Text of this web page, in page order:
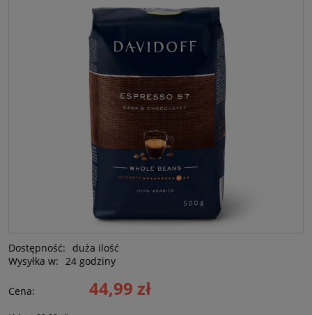
Dostępność:
duża ilość
Wysyłka w: 24 godziny
Cena: 44,99 zł